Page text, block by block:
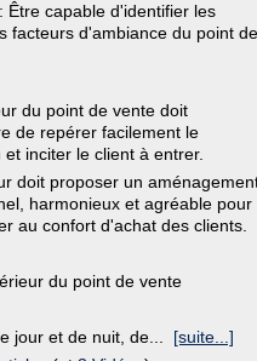
Être capable d'identifier les
facteurs d'ambiance du point de
du point de vente doit
de repérer facilement le
et inciter le client à entrer.
doit proposer un
harmonieux et agréable pour
au confort d'achat des clients.
du point de vente
jour et de nuit, de... [suite...]